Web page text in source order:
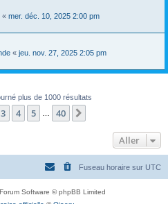
« mer. déc. 10, 2025 2:00 pm
« jeu. nov. 27, 2025 2:05 pm
plus de 1000 résultats
40
3 4 5 40
Aller
Fuseau horaire sur UTC
Software © phpBB Limited